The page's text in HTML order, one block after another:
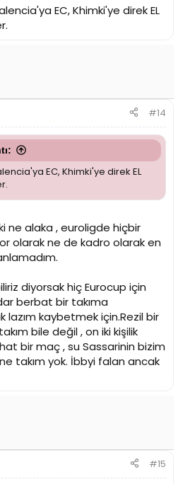
EC, Khimki'ye direk EL
#14
EC, Khimki'ye direk EL
ne alaka , euroligde hiçbir
olarak ne de kadro olarak en
diyorsak hiç Eurocup için
berbat bir takıma
kaybetmek için.Rezil bir
bile değil , on iki kişilik
bir maç , su Sassarinin bizim
takım yok. İbbyi falan ancak
#15